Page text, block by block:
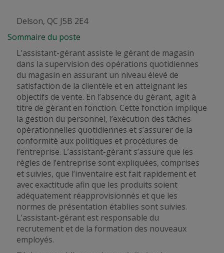
Delson, QC J5B 2E4
Sommaire du poste
L’assistant-gérant assiste le gérant de magasin
dans la supervision des opérations quotidiennes
du magasin en assurant un niveau élevé de
satisfaction de la clientèle et en atteignant les
objectifs de vente. En l’absence du gérant, agit à
titre de gérant en fonction. Cette fonction implique
la gestion du personnel, l’exécution des tâches
opérationnelles quotidiennes et s’assurer de la
conformité aux politiques et procédures de
l’entreprise. L’assistant-gérant s’assure que les
règles de l’entreprise sont expliquées, comprises
et suivies, que l’inventaire est fait rapidement et
avec exactitude afin que les produits soient
adéquatement réapprovisionnés et que les
normes de présentation établies sont suivies.
L’assistant-gérant est responsable du
recrutement et de la formation des nouveaux
employés.